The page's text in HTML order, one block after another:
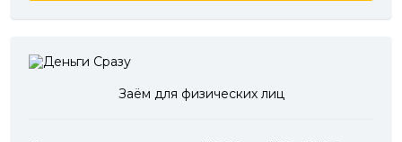
Заём для физических лиц